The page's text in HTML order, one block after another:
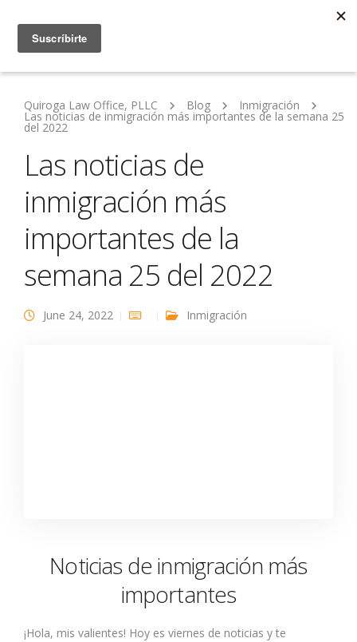
Quiroga Law Office, PLLC Blog Inmigración
Las noticias de inmigración más importantes de la semana 25
del 2022
Las noticias de
inmigración más
importantes de la
semana 25 del 2022
June 24, 2022 Inmigración
Noticias de inmigración más
importantes
¡Hola, mis valientes! Hoy es viernes de noticias y te